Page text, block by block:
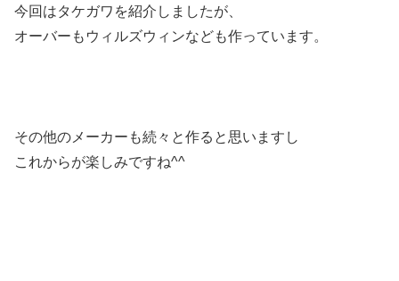
今回はタケガワを紹介しましたが、
オーバーもウィルズウィンなども作っています。
その他のメーカーも続々と作ると思いますし
これからが楽しみですね^^